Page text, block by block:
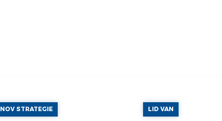
NOV STRATEGIE LID VAN